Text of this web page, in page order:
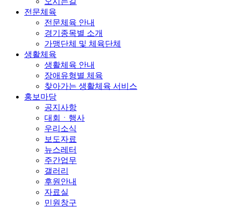
전문체육
전문체육 안내
경기종목별 소개
가맹단체 및 체육단체
생활체육
생활체육 안내
장애유형별 체육
찾아가는 생활체육 서비스
홍보마당
공지사항
대회ㆍ행사
우리소식
보도자료
뉴스레터
주간업무
갤러리
후원안내
자료실
민원창구